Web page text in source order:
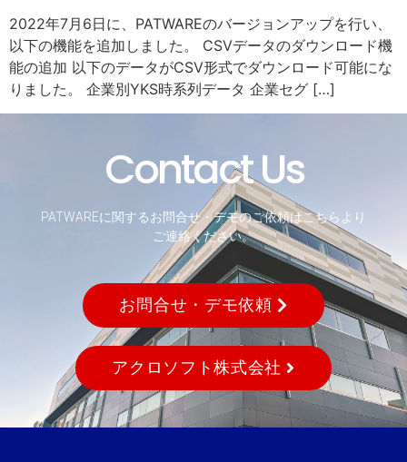
2022年7月6日に、PATWAREのバージョンアップを行い、
以下の機能を追加しました。 CSVデータのダウンロード機
能の追加 以下のデータがCSV形式でダウンロード可能にな
りました。 企業別YKS時系列データ 企業セグ […]
Contact Us
PATWAREに関するお問合せ・デモのご依頼はこちらより
ご連絡ください。
お問合せ・デモ依頼
アクロソフト株式会社